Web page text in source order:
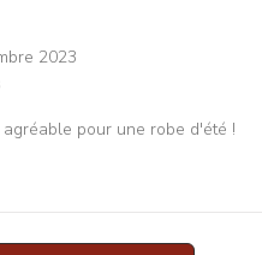
2023
pour une robe d'été !